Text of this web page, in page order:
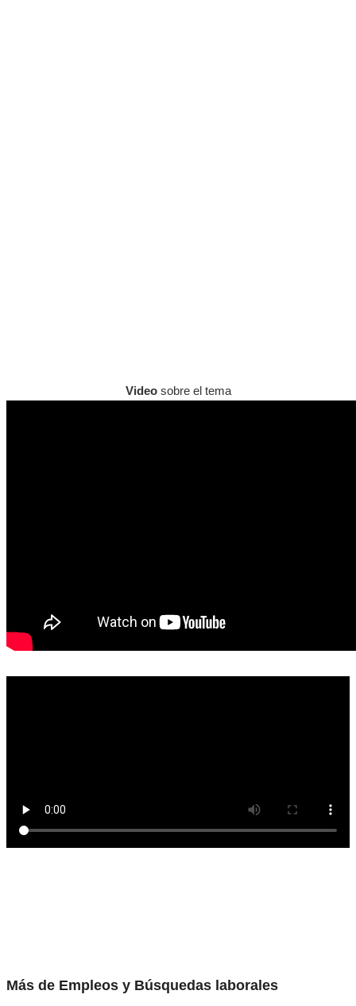
Videosobre el tema
Más de Empleos y Búsquedas laborales